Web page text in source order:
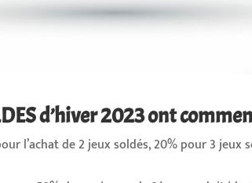
d’hiver 2023 ont
l’achat de 2 jeux soldés, 20% pour 3